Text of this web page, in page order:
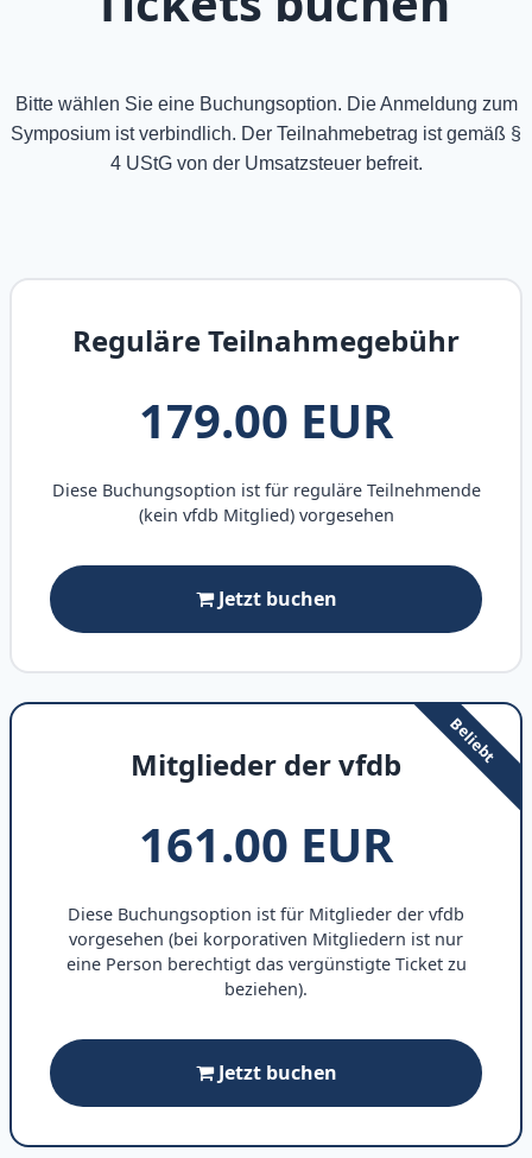
Bitte wählen Sie eine Buchungsoption. Die Anmeldung zum
Symposium ist verbindlich. Der Teilnahmebetrag ist gemäß §
4 UStG von der Umsatzsteuer befreit.
Reguläre Teilnahmegebühr
179.00 EUR
Diese Buchungsoption ist für reguläre Teilnehmende
(kein vfdb Mitglied) vorgesehen
Jetzt buchen
Mitglieder der vfdb
161.00 EUR
Diese Buchungsoption ist für Mitglieder der vfdb
vorgesehen (bei korporativen Mitgliedern ist nur
eine Person berechtigt das vergünstigte Ticket zu
beziehen).
Jetzt buchen